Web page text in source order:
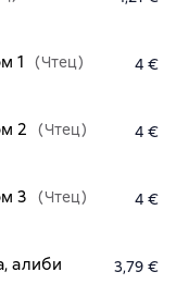
1
(Чтец)
4 €
2
(Чтец)
4 €
3
(Чтец)
4 €
алиби 3,79 €